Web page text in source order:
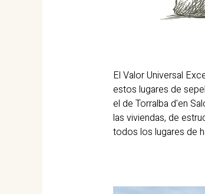
El Valor Universal
estos lugares de
el de Torralba d'en
las viviendas, de
todos los lugares de